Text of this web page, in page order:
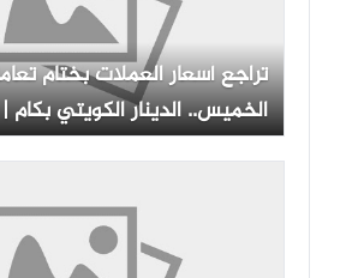
تراجع أسعار العملات بختام
الخميس.. الدينار الكويتي بكام